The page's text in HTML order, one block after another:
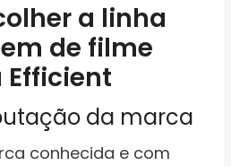
a linha
de filme
da marca
conhecida e com